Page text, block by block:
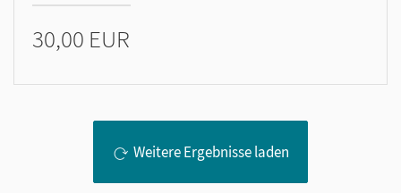
30,00 EUR
Weitere Ergebnisse laden